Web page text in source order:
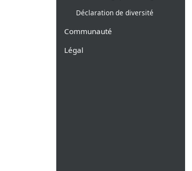
Déclaration de diversité
Communauté
Légal